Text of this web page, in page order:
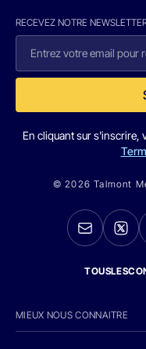
RECEVEZ NOTRE
En cliquant sur s'inscrire,
© 2026 Talmont
MIEUX NOUS CONNAITRE